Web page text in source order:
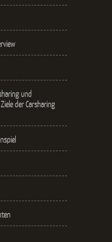
und
der Carsharing